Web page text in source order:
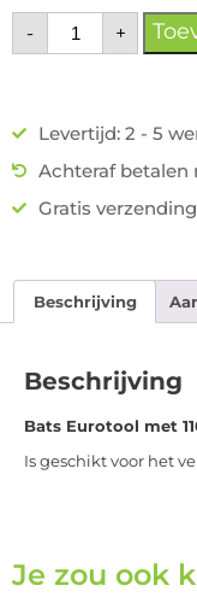
- +
Levertijd: 2 - 5
Achteraf betalen
Gratis
Beschrijving
Beschrijving
Bats Eurotool met
Is geschikt voor het
Je zou ook